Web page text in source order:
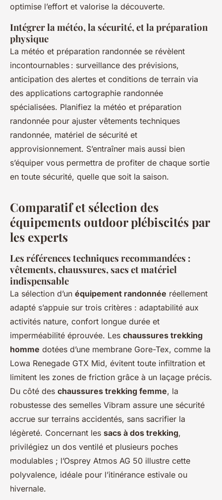
optimise l’effort et valorise la découverte.
Intégrer la météo, la sécurité, et la préparation
physique
La météo et préparation randonnée se révèlent
incontournables : surveillance des prévisions,
anticipation des alertes et conditions de terrain via
des applications cartographie randonnée
spécialisées. Planifiez la météo et préparation
randonnée pour ajuster vêtements techniques
randonnée, matériel de sécurité et
approvisionnement. S’entraîner mais aussi bien
s’équiper vous permettra de profiter de chaque sortie
en toute sécurité, quelle que soit la saison.
Comparatif et sélection des
équipements outdoor plébiscités par
les experts
Les références techniques recommandées :
vêtements, chaussures, sacs et matériel
indispensable
La sélection d’un équipement randonnée réellement
adapté s’appuie sur trois critères : adaptabilité aux
activités nature, confort longue durée et
imperméabilité éprouvée. Les chaussures trekking
homme dotées d’une membrane Gore-Tex, comme la
Lowa Renegade GTX Mid, évitent toute infiltration et
limitent les zones de friction grâce à un laçage précis.
Du côté des chaussures trekking femme, la
robustesse des semelles Vibram assure une sécurité
accrue sur terrains accidentés, sans sacrifier la
légèreté. Concernant les sacs à dos trekking,
privilégiez un dos ventilé et plusieurs poches
modulables ; l’Osprey Atmos AG 50 illustre cette
polyvalence, idéale pour l’itinérance estivale ou
hivernale.